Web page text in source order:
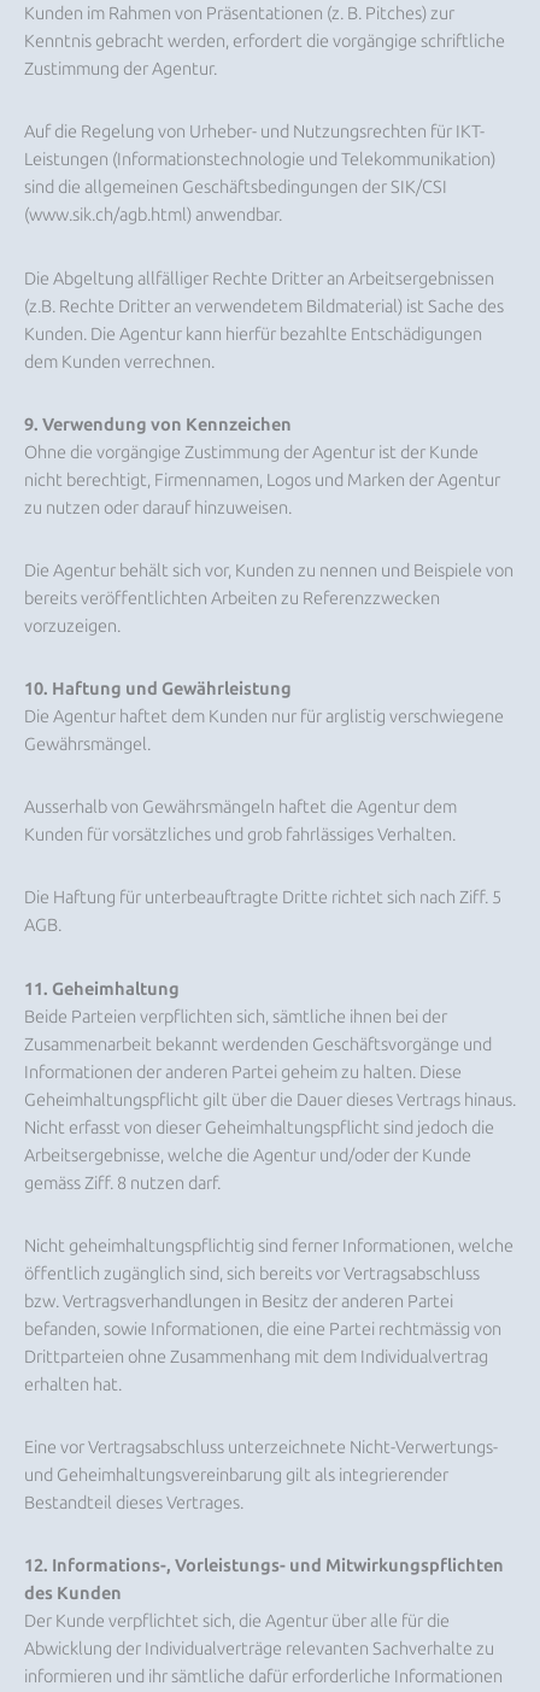
Kunden im Rahmen von Präsentationen (z. B. Pitches) zur
Kenntnis gebracht werden, erfordert die vorgängige schriftliche
Zustimmung der Agentur.
Auf die Regelung von Urheber- und Nutzungsrechten für IKT-
Leistungen (Informationstechnologie und Telekommunikation)
sind die allgemeinen Geschäftsbedingungen der SIK/CSI
(www.sik.ch/agb.html) anwendbar.
Die Abgeltung allfälliger Rechte Dritter an Arbeitsergebnissen
(z.B. Rechte Dritter an verwendetem Bildmaterial) ist Sache des
Kunden. Die Agentur kann hierfür bezahlte Entschädigungen
dem Kunden verrechnen.
9. Verwendung von Kennzeichen
Ohne die vorgängige Zustimmung der Agentur ist der Kunde
nicht berechtigt, Firmennamen, Logos und Marken der Agentur
zu nutzen oder darauf hinzuweisen.
Die Agentur behält sich vor, Kunden zu nennen und Beispiele von
bereits veröffentlichten Arbeiten zu Referenzzwecken
vorzuzeigen.
10. Haftung und Gewährleistung
Die Agentur haftet dem Kunden nur für arglistig verschwiegene
Gewährsmängel.
Ausserhalb von Gewährsmängeln haftet die Agentur dem
Kunden für vorsätzliches und grob fahrlässiges Verhalten.
Die Haftung für unterbeauftragte Dritte richtet sich nach Ziff. 5
AGB.
11. Geheimhaltung
Beide Parteien verpflichten sich, sämtliche ihnen bei der
Zusammenarbeit bekannt werdenden Geschäftsvorgänge und
Informationen der anderen Partei geheim zu halten. Diese
Geheimhaltungspflicht gilt über die Dauer dieses Vertrags hinaus.
Nicht erfasst von dieser Geheimhaltungspflicht sind jedoch die
Arbeitsergebnisse, welche die Agentur und/oder der Kunde
gemäss Ziff. 8 nutzen darf.
Nicht geheimhaltungspflichtig sind ferner Informationen, welche
öffentlich zugänglich sind, sich bereits vor Vertragsabschluss
bzw. Vertragsverhandlungen in Besitz der anderen Partei
befanden, sowie Informationen, die eine Partei rechtmässig von
Drittparteien ohne Zusammenhang mit dem Individualvertrag
erhalten hat.
Eine vor Vertragsabschluss unterzeichnete Nicht-Verwertungs-
und Geheimhaltungsvereinbarung gilt als integrierender
Bestandteil dieses Vertrages.
12. Informations-, Vorleistungs- und Mitwirkungspflichten
des Kunden
Der Kunde verpflichtet sich, die Agentur über alle für die
Abwicklung der Individualverträge relevanten Sachverhalte zu
informieren und ihr sämtliche dafür erforderliche Informationen